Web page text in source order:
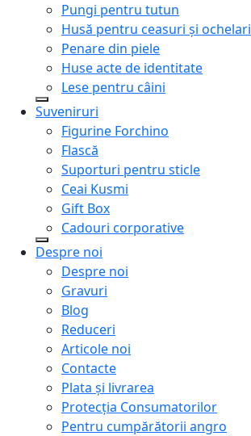
Pungi pentru tutun
Husă pentru ceasuri și ochelari
Penare din piele
Huse acte de identitate
Lese pentru câini
Suveniruri
Figurine Forchino
Flască
Suporturi pentru sticle
Ceai Kusmi
Gift Box
Cadouri corporative
Despre noi
Despre noi
Gravuri
Blog
Reduceri
Articole noi
Contacte
Plata și livrarea
Protecţia Consumatorilor
Pentru cumpărătorii angro